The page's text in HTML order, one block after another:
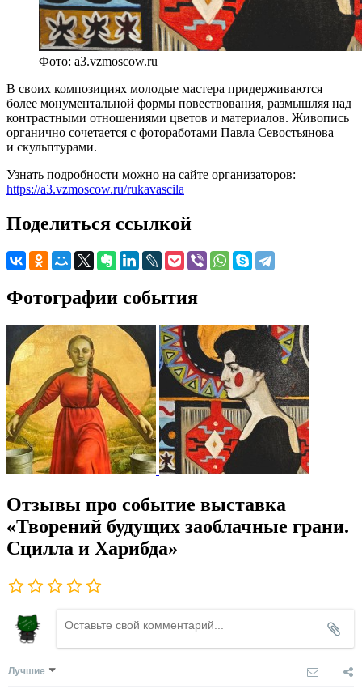
Фото: a3.vzmoscow.ru
В своих композициях молодые мастера придерживаются
более монументальной формы повествования, размышляя над
контрастными отношениями цветов и материалов. Живопись
органично сочетается с фотоработами Павла Севостьянова
и скульптурами.
Узнать подробности можно на сайте организаторов:
https://a3.vzmoscow.ru/rukavascila
Поделиться ссылкой
Фотографии события
Отзывы про событие выставка
«Творений будущих заоблачные грани.
Сцилла и Харибда»
Лучшие